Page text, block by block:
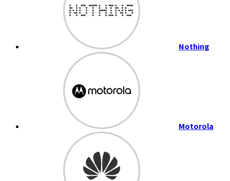
Nothing
Motorola